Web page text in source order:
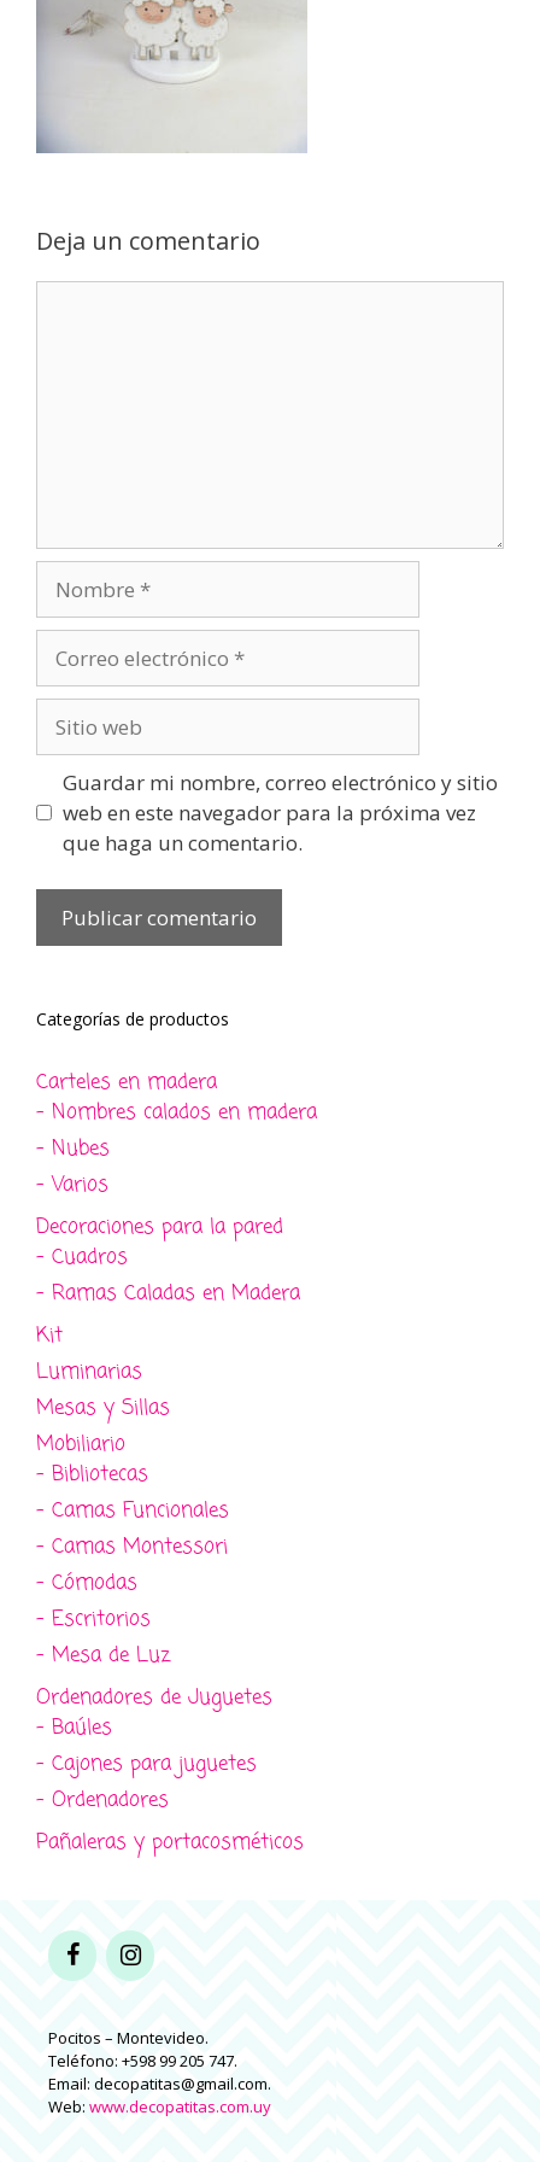
Deja un comentario
electrónico
web
Guardar mi nombre, correo electrónico y sitio
web en este navegador para la próxima vez
que haga un comentario.
Categorías de productos
Carteles en madera
- Nombres calados en madera
- Nubes
- Varios
Decoraciones para la pared
- Cuadros
- Ramas Caladas en Madera
Kit
Luminarias
Mesas y Sillas
Mobiliario
- Bibliotecas
- Camas Funcionales
- Camas Montessori
- Cómodas
- Escritorios
- Mesa de Luz
Ordenadores de Juguetes
- Baúles
- Cajones para juguetes
- Ordenadores
Pañaleras y portacosméticos
Pocitos – Montevideo.
Teléfono: +598 99 205 747.
Email: decopatitas@gmail.com.
Web: www.decopatitas.com.uy